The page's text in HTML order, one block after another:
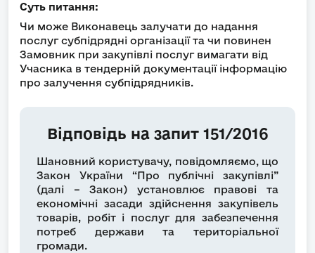
Суть питання:
Чи може Виконавець залучати до надання
послуг субпідрядні організації та чи повинен
Замовник при закупівлі послуг вимагати від
Учасника в тендерній документації інформацію
про залучення субпідрядників.
Відповідь на запит 151/2016
Шановний користувачу, повідомляємо, що
Закон України “Про публічні закупівлі”
(далі – Закон) установлює правові та
економічні засади здійснення закупівель
товарів, робіт і послуг для забезпечення
потреб держави та територіальної
громади.